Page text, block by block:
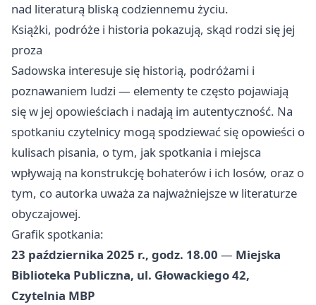
nad literaturą bliską codziennemu życiu.
Książki, podróże i historia pokazują, skąd rodzi się jej
proza
Sadowska interesuje się historią, podróżami i
poznawaniem ludzi — elementy te często pojawiają
się w jej opowieściach i nadają im autentyczność. Na
spotkaniu czytelnicy mogą spodziewać się opowieści o
kulisach pisania, o tym, jak spotkania i miejsca
wpływają na konstrukcję bohaterów i ich losów, oraz o
tym, co autorka uważa za najważniejsze w literaturze
obyczajowej.
Grafik spotkania:
23 października 2025 r., godz. 18.00 — Miejska
Biblioteka Publiczna, ul. Głowackiego 42,
Czytelnia MBP